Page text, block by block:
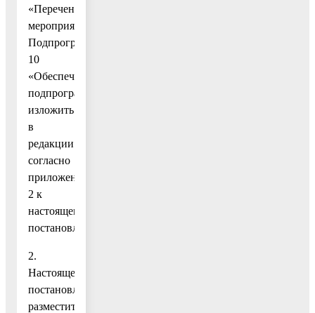
«Перечень
мероприятий
Подпрограммы
10
«Обеспечивающая
подпрограмма»»
изложить
в
редакции
согласно
приложению
2 к
настоящему
постановлению;
2.
Настоящее
постановление
разместить